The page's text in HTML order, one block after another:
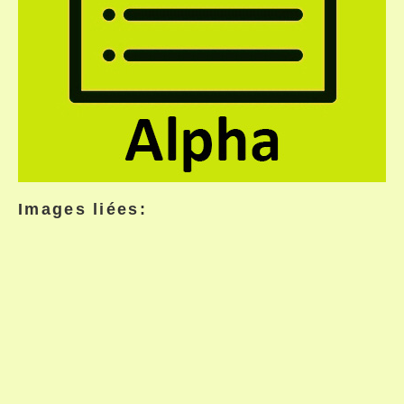
Images liées: